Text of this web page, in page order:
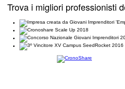
Trova i migliori professionisti